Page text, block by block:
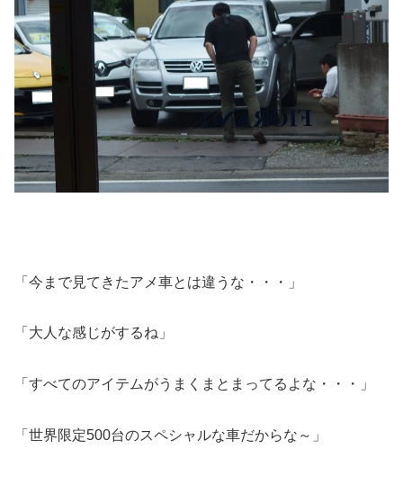
「今まで見てきたアメ車とは違うな・・・」
「大人な感じがするね」
「すべてのアイテムがうまくまとまってるよな・・・」
「世界限定500台のスペシャルな車だからな～」